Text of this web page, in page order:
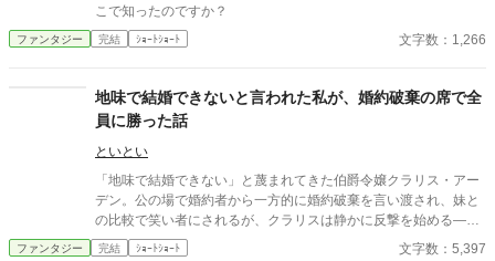
こで知ったのですか？
ファンタジー 完結 ｼｮｰﾄｼｮｰﾄ 文字数：1,266
地味で結婚できないと言われた私が、婚約破棄の席で全
員に勝った話
といとい
「地味で結婚できない」と蔑まれてきた伯爵令嬢クラリス・アー
デン。公の場で婚約者から一方的に婚約破棄を言い渡され、妹と
の比較で笑い者にされるが、クラリスは静かに反撃を始める―
―。周到に集めた証拠と知略を武器に、貴族社会の表と裏を暴
ファンタジー 完結 ｼｮｰﾄｼｮｰﾄ 文字数：5,397